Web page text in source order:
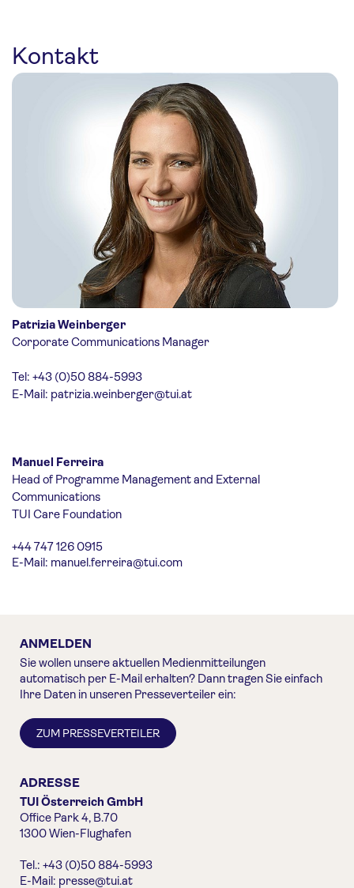
Kontakt
Patrizia Weinberger
Corporate Communications Manager
Tel: +43 (0)50 884-5993
E-Mail: patrizia.weinberger@tui.at
Manuel Ferreira
Head of Programme Management and External
Communications
TUI Care Foundation
+44 747 126 0915
E-Mail: manuel.ferreira@tui.com
ANMELDEN
Sie wollen unsere aktuellen Medienmitteilungen
automatisch per E-Mail erhalten? Dann tragen Sie einfach
Ihre Daten in unseren Presseverteiler ein:
ZUM PRESSEVERTEILER
ADRESSE
TUI Österreich GmbH
Office Park 4, B.70
1300 Wien-Flughafen
Tel.: +43 (0)50 884-5993
E-Mail: presse@tui.at